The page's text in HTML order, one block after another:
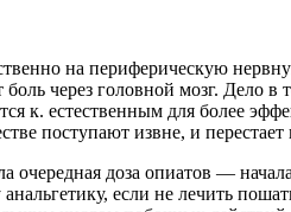
на периферическую
через головной мозг.
к. естественным для более
поступают извне, и
очередная доза опиатов —
если не лечить